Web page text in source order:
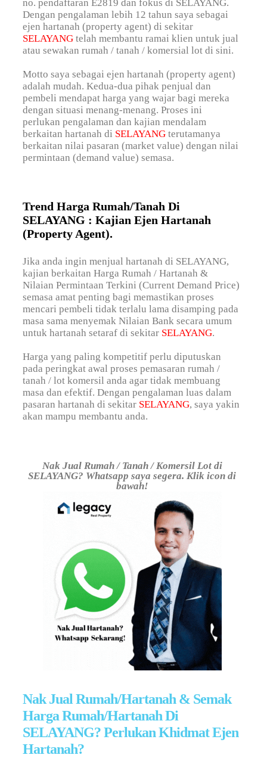
no. pendaftaran E2819 dan fokus di SELAYANG.
Dengan pengalaman lebih 12 tahun saya sebagai
ejen hartanah (property agent) di sekitar
SELAYANG telah membantu ramai klien untuk jual
atau sewakan rumah / tanah / komersial lot di sini.
Motto saya sebagai ejen hartanah (property agent)
adalah mudah. Kedua-dua pihak penjual dan
pembeli mendapat harga yang wajar bagi mereka
dengan situasi menang-menang. Proses ini
perlukan pengalaman dan kajian mendalam
berkaitan hartanah di SELAYANG terutamanya
berkaitan nilai pasaran (market value) dengan nilai
permintaan (demand value) semasa.
Trend Harga Rumah/Tanah Di
SELAYANG : Kajian Ejen Hartanah
(Property Agent).
Jika anda ingin menjual hartanah di SELAYANG,
kajian berkaitan Harga Rumah / Hartanah &
Nilaian Permintaan Terkini (Current Demand Price)
semasa amat penting bagi memastikan proses
mencari pembeli tidak terlalu lama disamping pada
masa sama menyemak Nilaian Bank secara umum
untuk hartanah setaraf di sekitar SELAYANG.
Harga yang paling kompetitif perlu diputuskan
pada peringkat awal proses pemasaran rumah /
tanah / lot komersil anda agar tidak membuang
masa dan efektif. Dengan pengalaman luas dalam
pasaran hartanah di sekitar SELAYANG, saya yakin
akan mampu membantu anda.
Nak Jual Rumah / Tanah / Komersil Lot di
SELAYANG? Whatsapp saya segera. Klik icon di
bawah!
Nak Jual Rumah/Hartanah & Semak
Harga Rumah/Hartanah Di
SELAYANG? Perlukan Khidmat Ejen
Hartanah?